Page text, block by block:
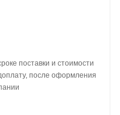
поставки и стоимости
после оформления